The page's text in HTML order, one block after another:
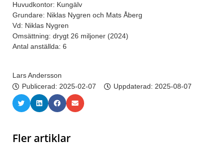
Huvudkontor: Kungälv
Grundare: Niklas Nygren och Mats Åberg
Vd: Niklas Nygren
Omsättning: drygt 26 miljoner (2024)
Antal anställda: 6
Lars Andersson
Publicerad: 2025-02-07 Uppdaterad: 2025-08-07
Fler artiklar